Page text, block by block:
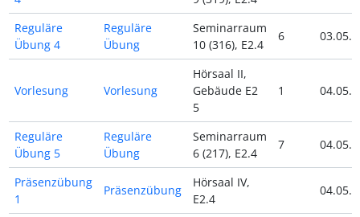
Reguläre
Übung 4
Reguläre
Übung
Seminarraum
10 (316), E2.4
6
Vorlesung Vorlesung
Hörsaal II,
Gebäude E2
5
1
Reguläre
Übung 5
Reguläre
Übung
Seminarraum
6 (217), E2.4
7
Präsenzübung
1
Präsenzübung
Hörsaal IV,
E2.4